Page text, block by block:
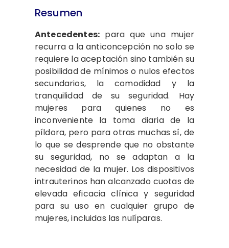
Resumen
Antecedentes:para que una mujer
recurra a la anticoncepción no solo se
requiere la aceptación sino también su
posibilidad de mínimos o nulos efectos
secundarios, la comodidad y la
tranquilidad de su seguridad. Hay
mujeres para quienes no es
inconveniente la toma diaria de la
píldora, pero para otras muchas sí, de
lo que se desprende que no obstante
su seguridad, no se adaptan a la
necesidad de la mujer. Los dispositivos
intrauterinos han alcanzado cuotas de
elevada eficacia clínica y seguridad
para su uso en cualquier grupo de
mujeres, incluidas las nulíparas.